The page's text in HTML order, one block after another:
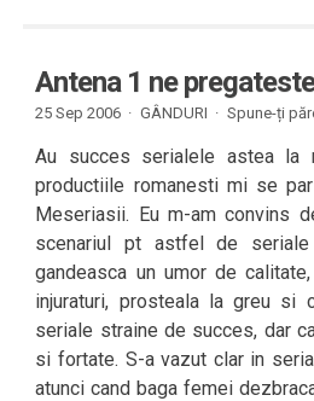
Antena 1 ne
25 Sep 2006 · GÂNDURI · Spune-ți
Au succes serialele astea la
productiile romanesti mi se
Meseriasii. Eu m-am convins
scenariul pt astfel de
gandeasca un umor de
injuraturi, prosteala la greu si
seriale straine de succes, dar
si fortate. S-a vazut clar in
atunci cand baga femei